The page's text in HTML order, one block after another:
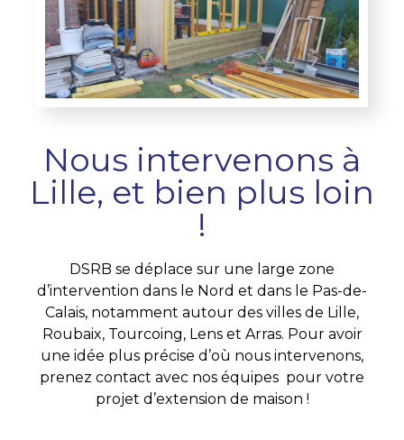
Nous intervenons à
Lille, et bien plus loin
!
DSRB se déplace sur une large zone
d’intervention dans le Nord et dans le Pas-de-
Calais, notamment autour des villes de Lille,
Roubaix, Tourcoing, Lens et Arras. Pour avoir
une idée plus précise d’où nous intervenons,
prenez contact avec nos équipes pour votre
projet d’extension de maison !